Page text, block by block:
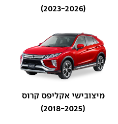
(2023-2026)
מיצובישי אקליפס קרוס
(2018-2025)